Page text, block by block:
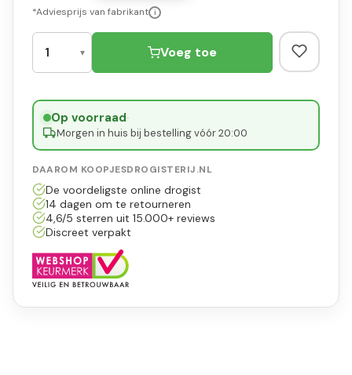
*Adviesprijs van fabrikant i
Voeg toe
Op voorraad·
Morgen in huis bij bestelling vóór 20:00
DAAROM KOOPJESDROGISTERIJ.NL
De voordeligste online drogist
14 dagen om te retourneren
4,6/5 sterren uit 15.000+ reviews
Discreet verpakt